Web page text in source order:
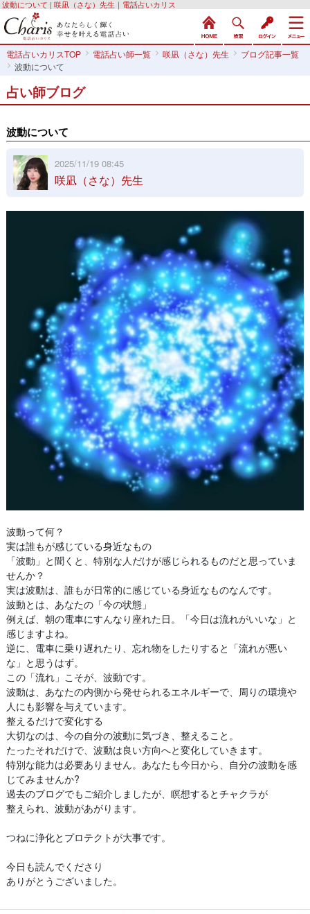
波動について | 咲凪（さな）先生｜電話占いカリス
電話占いカリスTOP 電話占い師一覧 咲凪（さな）先生
ブログ記事一覧
波動について
占い師ブログ
波動について
2025/11/19 08:45
咲凪（さな）先生
波動って何？
実は誰もが感じている身近なもの
「波動」と聞くと、特別な人だけが感じられるものだと思っていま
せんか？
実は波動は、誰もが日常的に感じている身近なものなんです。
波動とは、あなたの「今の状態」
例えば、朝の電車にすんなり座れた日。「今日は流れがいいな」と
感じますよね。
逆に、電車に乗り遅れたり、忘れ物をしたりすると「流れが悪い
な」と思うはず。
この「流れ」こそが、波動です。
波動は、あなたの内側から発せられるエネルギーで、周りの環境や
人にも影響を与えています。
整えるだけで変化する
大切なのは、今の自分の波動に気づき、整えること。
たったそれだけで、波動は良い方向へと変化していきます。
特別な能力は必要ありません。あなたも今日から、自分の波動を感
じてみませんか?
過去のブログでもご紹介しましたが、瞑想するとチャクラが
整えられ、波動があがります。
つねに浄化とプロテクトが大事です。
今日も読んでくださり
ありがとうございました。